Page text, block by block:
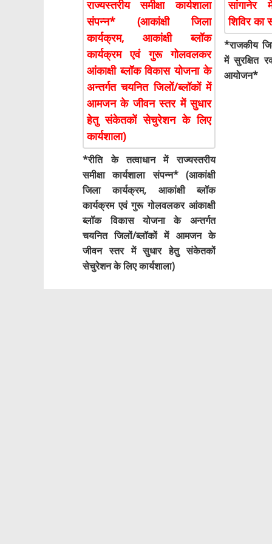
*रीति के तत्वाधान में राज्यस्तरीय
समीक्षा कार्यशाला संपन्न* (आकांक्षी
जिला कार्यक्रम, आकांक्षी ब्लॉक
कार्यक्रम एवं गुरू गोलवलकर आंकाक्षी
ब्लॉक विकास योजना के अन्तर्गत
चयनित जिलों/ब्लॉकों में आमजन के
जीवन स्तर में सुधार हेतु संकेतकों
सेचुरेशन के लिए कार्यशाला)
*राजकीय
में सुरक्षित
आयोजन*